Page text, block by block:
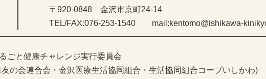
〒920-0848 金沢市京町24-14
TEL/FAX:076-253-1540 mail:kentomo@ishikawa-
ごと健康チャレンジ実行委員会
の会連合会・金沢医療生活協同組合・生活協同組合コープいしかわ)